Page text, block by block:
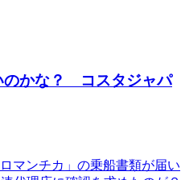
のかな？ コスタジャパ
マンチカ」の乗船書類が届い